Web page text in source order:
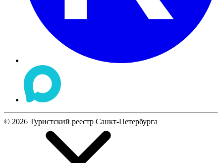
© 2026 Туристский реестр Санкт-Петербурга